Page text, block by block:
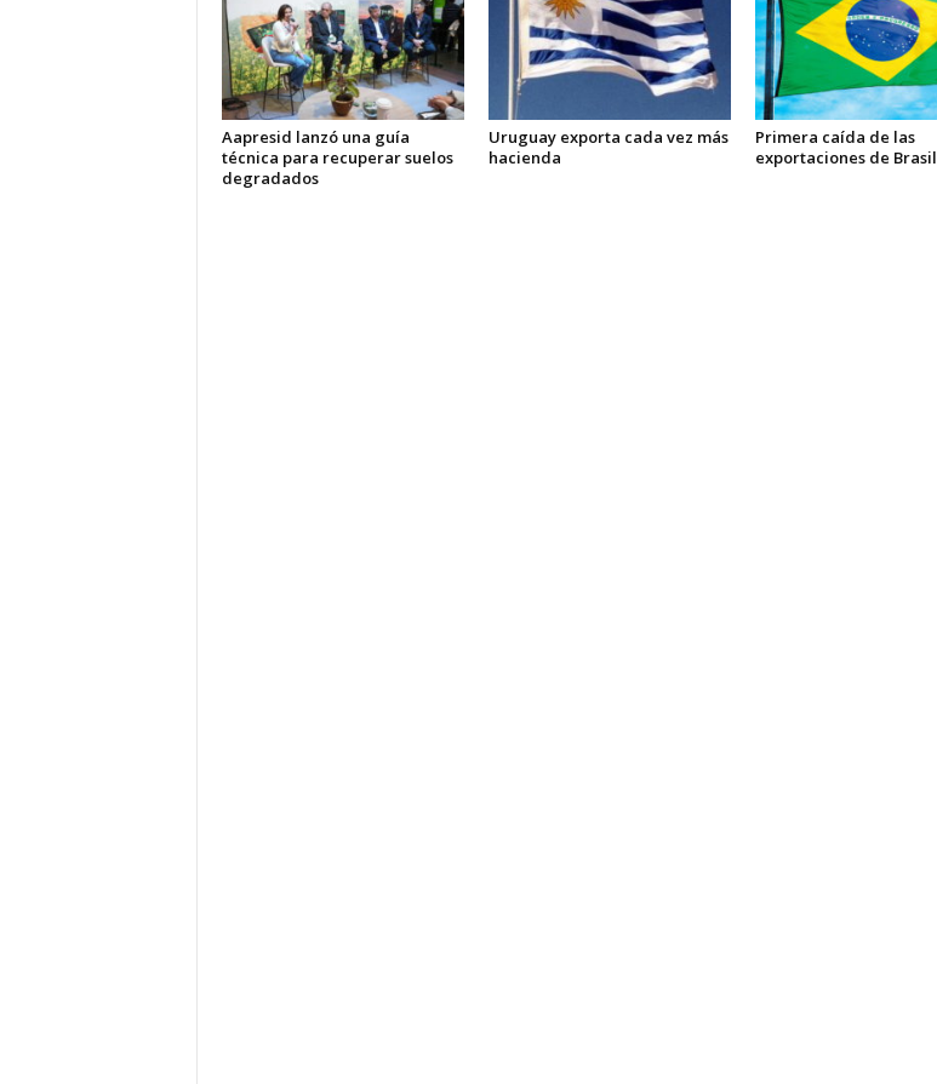
Aapresid lanzó una guía
técnica para recuperar suelos
degradados
Uruguay exporta cada vez más
hacienda
Primera caída de las
exportaciones de Brasil